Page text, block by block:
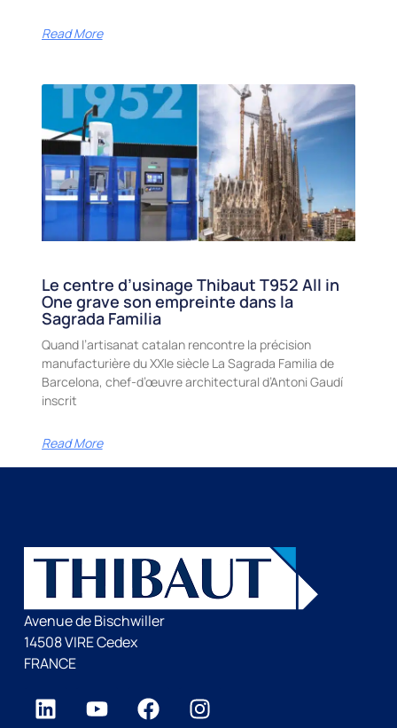
Read More
Le centre d’usinage Thibaut T952 All in
One grave son empreinte dans la
Sagrada Familia
Quand l’artisanat catalan rencontre la précision
manufacturière du XXIe siècle La Sagrada Familia de
Barcelona, chef-d’œuvre architectural d’Antoni Gaudí
inscrit
Read More
Avenue de Bischwiller
14508 VIRE Cedex
FRANCE